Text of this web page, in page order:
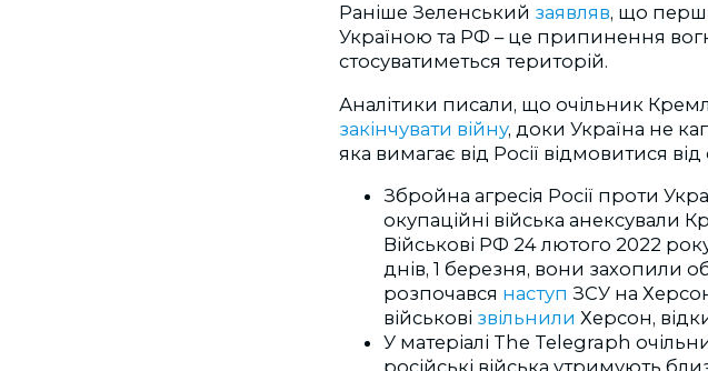
Раніше Зеленський заявляв, що
Україною та РФ – це припинення
стосуватиметься територій.
Аналітики писали, що очільник
закінчувати війну, доки Україна не
яка вимагає від Росії відмовитися
Збройна агресія Росії проти
окупаційні війська анексували
Військові РФ 24 лютого 2022
днів, 1 березня, вони захопили
розпочався наступ ЗСУ на
військові звільнили Херсон,
У матеріалі The Telegraph